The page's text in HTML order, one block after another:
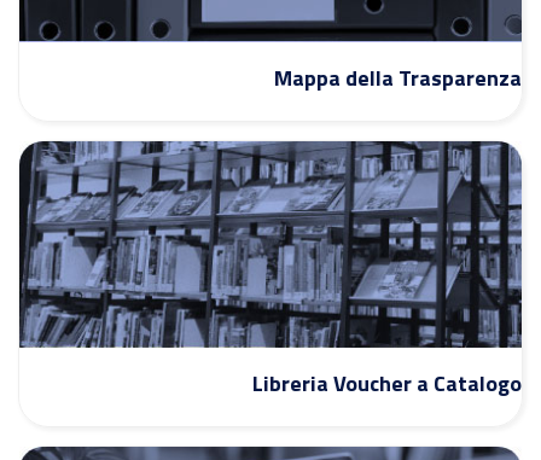
Mappa della Trasparenza
Libreria Voucher a Catalogo